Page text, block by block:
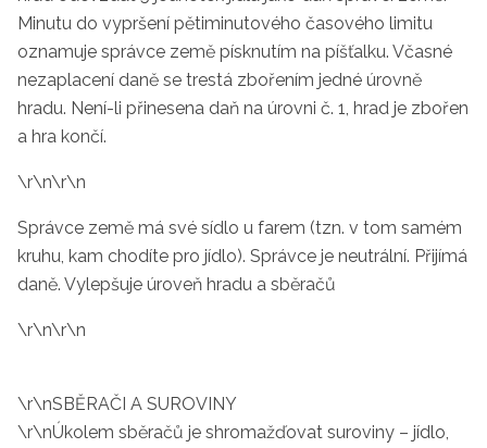
Minutu do vypršení pětiminutového časového limitu
oznamuje správce země písknutím na píšťalku. Včasné
nezaplacení daně se trestá zbořením jedné úrovně
hradu. Není-li přinesena daň na úrovni č. 1, hrad je zbořen
a hra končí.
\r\n\r\n
Správce země má své sídlo u farem (tzn. v tom samém
kruhu, kam chodíte pro jídlo). Správce je neutrální. Přijímá
daně. Vylepšuje úroveň hradu a sběračů
\r\n\r\n
\r\nSBĚRAČI A SUROVINY
\r\nÚkolem sběračů je shromažďovat suroviny – jídlo,